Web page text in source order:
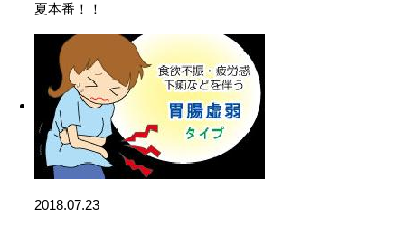
夏本番！！
2018.07.23